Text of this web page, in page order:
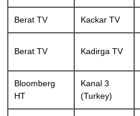
Berat TV Kackar TV
Berat TV Kadirga TV
Bloomberg
HT
Kanal 3
(Turkey)